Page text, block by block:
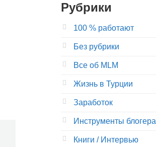
Рубрики
100 % работают
Без рубрики
Все об MLM
Жизнь в Турции
Заработок
Инструменты блогера
Книги / Интервью